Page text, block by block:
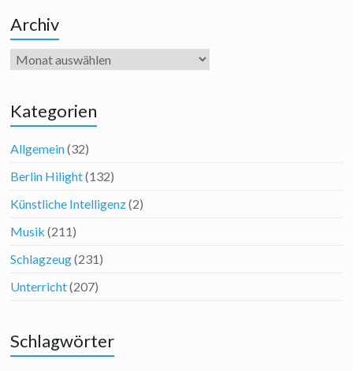
Archiv
Archiv
Kategorien
Allgemein(32)
Berlin Hilight(132)
Künstliche Intelligenz(2)
Musik (211)
Schlagzeug(231)
Unterricht(207)
Schlagwörter